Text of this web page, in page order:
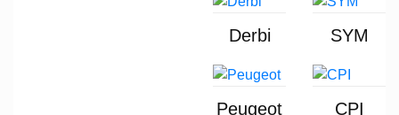
Derbi SYM
Peugeot CPI